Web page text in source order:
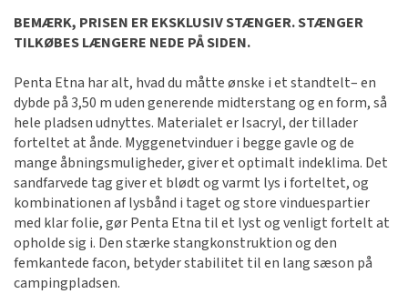
BEMÆRK, PRISEN ER EKSKLUSIV STÆNGER. STÆNGER
TILKØBES LÆNGERE NEDE PÅ SIDEN.
Penta Etna har alt, hvad du måtte ønske i et standtelt– en
dybde på 3,50 m uden generende midterstang og en form, så
hele pladsen udnyttes. Materialet er Isacryl, der tillader
forteltet at ånde. Myggenetvinduer i begge gavle og de
mange åbningsmuligheder, giver et optimalt indeklima. Det
sandfarvede tag giver et blødt og varmt lys i forteltet, og
kombinationen af lysbånd i taget og store vinduespartier
med klar folie, gør Penta Etna til et lyst og venligt fortelt at
opholde sig i. Den stærke stangkonstruktion og den
femkantede facon, betyder stabilitet til en lang sæson på
campingpladsen.